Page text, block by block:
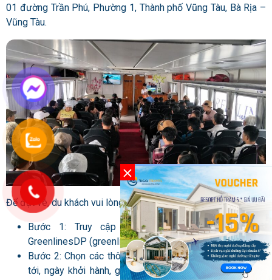
01 đường Trần Phú, Phường 1, Thành phố Vũng Tàu, Bà Rịa –
Vũng Tàu.
Để đặt vé, du khách vui lòng thực hiện các bước sau:
Bước 1: Truy cập vào trang web:Tàu cao tốc
GreenlinesDP (greenlines-dp.com).
Bước 2: Chọn các thông tin như điểm xuất phát – điểm
tới, ngày khởi hành, giờ khởi hành, ngày và thời gian về